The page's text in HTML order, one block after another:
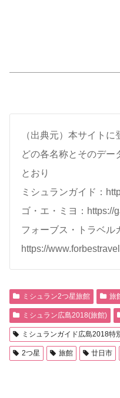
（出典元）本サイト
どの各名称とそのデー
とおり
ミシュランガイド：
ゴ・エ・ミヨ：https://
フォーブス・トラベル
https://
ミシュラン2つ星旅館 旅
ミシュラン広島2018(旅館)
ミシュランガイド広島2018特
2つ星 旅館 廿日市